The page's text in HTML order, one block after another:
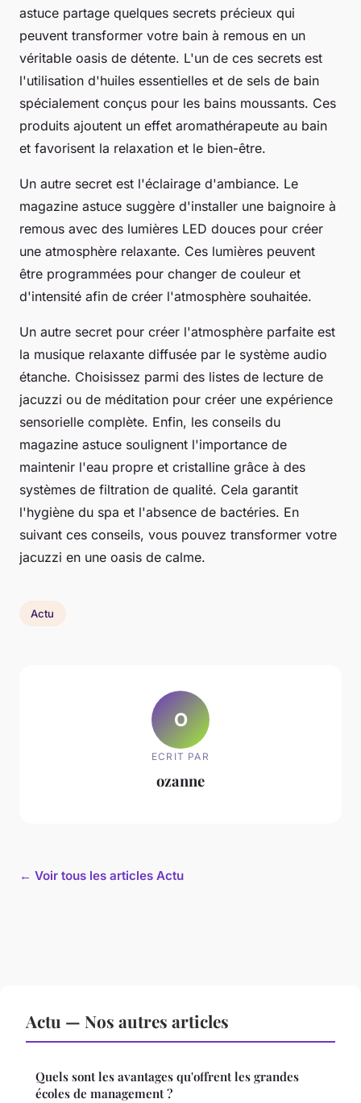
astuce partage quelques secrets précieux qui
peuvent transformer votre bain à remous en un
véritable oasis de détente. L'un de ces secrets est
l'utilisation d'huiles essentielles et de sels de bain
spécialement conçus pour les bains moussants. Ces
produits ajoutent un effet aromathérapeute au bain
et favorisent la relaxation et le bien-être.
Un autre secret est l'éclairage d'ambiance. Le
magazine astuce suggère d'installer une baignoire à
remous avec des lumières LED douces pour créer
une atmosphère relaxante. Ces lumières peuvent
être programmées pour changer de couleur et
d'intensité afin de créer l'atmosphère souhaitée.
Un autre secret pour créer l'atmosphère parfaite est
la musique relaxante diffusée par le système audio
étanche. Choisissez parmi des listes de lecture de
jacuzzi ou de méditation pour créer une expérience
sensorielle complète. Enfin, les conseils du
magazine astuce soulignent l'importance de
maintenir l'eau propre et cristalline grâce à des
systèmes de filtration de qualité. Cela garantit
l'hygiène du spa et l'absence de bactéries. En
suivant ces conseils, vous pouvez transformer votre
jacuzzi en une oasis de calme.
Actu
O
ECRIT PAR
ozanne
← Voir tous les articles Actu
Actu — Nos autres articles
Quels sont les avantages qu'offrent les grandes
écoles de management ?